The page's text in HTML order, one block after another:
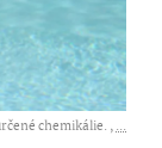
chemikálie. ,...